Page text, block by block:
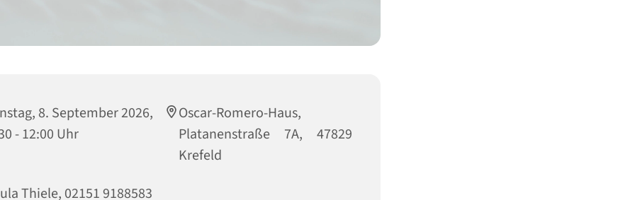
8. September 2026,
- 12:00 Uhr
Oscar-Romero-Haus,
Platanenstraße 7A, 47829
Krefeld
Thiele, 02151 9188583